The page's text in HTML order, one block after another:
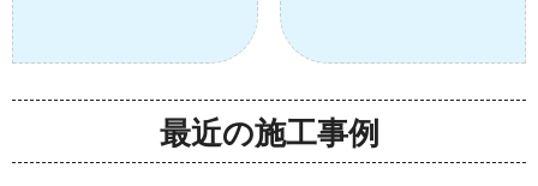
最近の施工事例